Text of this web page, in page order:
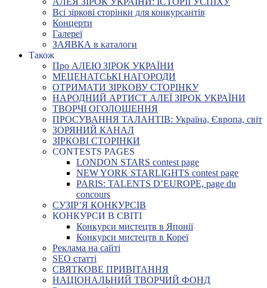
Всі зіркові сторінки для конкурсантів
Концерти
Галереї
ЗАЯВКА в каталоги
Також
Про АЛЕЮ ЗІРОК УКРАЇНИ
МЕЦЕНАТСЬКІ НАГОРОДИ
ОТРИМАТИ ЗІРКОВУ СТОРІНКУ
НАРОДНИЙ АРТИСТ АЛЕЇ ЗІРОК УКРАЇНИ
ТВОРЧІ ОГОЛОШЕННЯ
ПРОСУВАННЯ ТАЛАНТІВ: Україна, Європа, світ
ЗОРЯНИЙ КАНАЛ
ЗІРКОВІ СТОРІНКИ
CONTESTS PAGES
LONDON STARS contest page
NEW YORK STARLIGHTS contest page
PARIS: TALENTS D’EUROPE, page du
concours
СУЗІР’Я КОНКУРСІВ
КОНКУРСИ В СВІТІ
Конкурси мистецтв в Японії
Конкурси мистецтв в Кореї
Реклама на сайті
SEO статті
СВЯТКОВЕ ПРИВІТАННЯ
НАЦІОНАЛЬНИЙ ТВОРЧИЙ ФОНД